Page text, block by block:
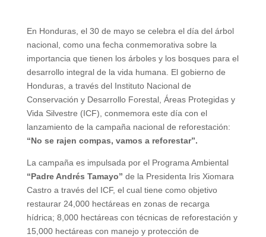
En Honduras, el 30 de mayo se celebra el día del árbol
nacional, como una fecha conmemorativa sobre la
importancia que tienen los árboles y los bosques para el
desarrollo integral de la vida humana. El gobierno de
Honduras, a través del Instituto Nacional de
Conservación y Desarrollo Forestal, Áreas Protegidas y
Vida Silvestre (ICF), conmemora este día con el
lanzamiento de la campaña nacional de reforestación:
“No se rajen compas, vamos a reforestar”.
La campaña es impulsada por el Programa Ambiental
“Padre Andrés Tamayo” de la Presidenta Iris Xiomara
Castro a través del ICF, el cual tiene como objetivo
restaurar 24,000 hectáreas en zonas de recarga
hídrica; 8,000 hectáreas con técnicas de reforestación y
15,000 hectáreas con manejo y protección de